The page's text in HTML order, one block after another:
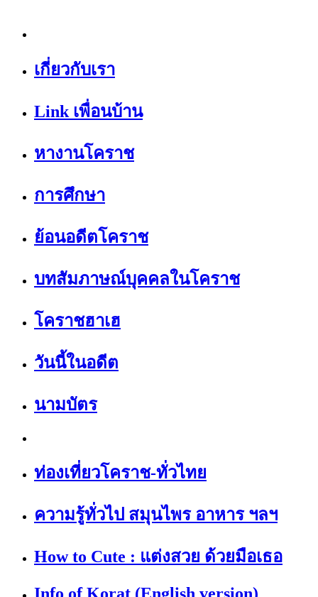
เกี่ยวกับเรา
Link เพื่อนบ้าน
หางานโคราช
การศึกษา
ย้อนอดีตโคราช
บทสัมภาษณ์บุคคลในโคราช
โคราชฮาเฮ
วันนี้ในอดีต
นามบัตร
ท่องเที่ยวโคราช-ทั่วไทย
ความรู้ทั่วไป สมุนไพร อาหาร ฯลฯ
How to Cute : แต่งสวย ด้วยมือเธอ